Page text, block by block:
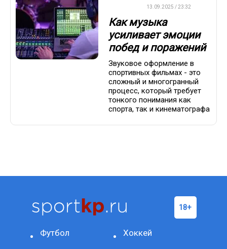
13.09.2025 / 23:32
Как музыка
усиливает эмоции
побед и поражений
Звуковое оформление в
спортивных фильмах - это
сложный и многогранный
процесс, который требует
тонкого понимания как
спорта, так и кинематографа
Футбол Хоккей